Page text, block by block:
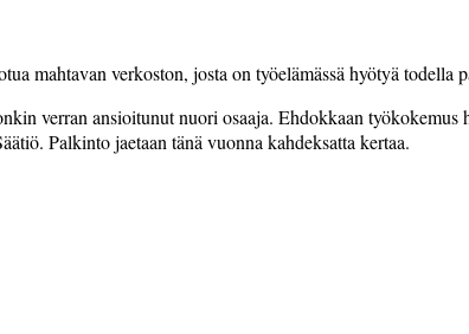
mahtavan verkoston, josta on työelämässä hyötyä todella
verran ansioitunut nuori osaaja. Ehdokkaan työkokemus
Palkinto jaetaan tänä vuonna kahdeksatta kertaa.